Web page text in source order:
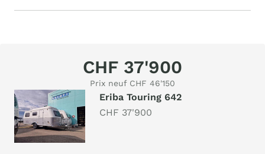
CHF 37'900
Prix neuf CHF 46'150
Eriba Touring 642
CHF 37'900